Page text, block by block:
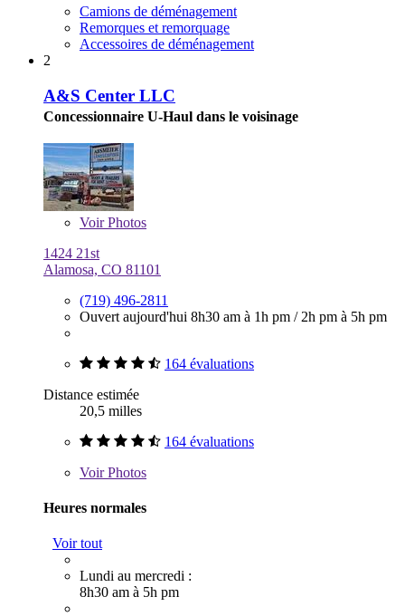
Camions de déménagement
Remorques et remorquage
Accessoires de déménagement
2
A&S Center LLC
Concessionnaire U-Haul dans le voisinage
VoirPhotos
1424 21st
Alamosa, CO 81101
(719) 496-2811
Ouvert aujourd'hui 8h30 am à 1h pm / 2h pm à 5h pm
164 évaluations
Distance estimée
20,5 milles
164 évaluations
VoirPhotos
Heures normales
Voir tout
Lundi au mercredi :
8h30 am à 5h pm